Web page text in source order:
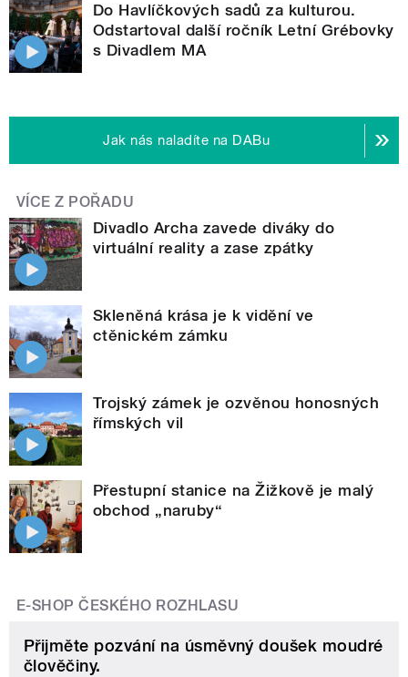
Do Havlíčkových sadů za kulturou.
Odstartoval další ročník Letní Grébovky
s Divadlem MA
Jak nás naladíte na DABu
VÍCE Z POŘADU
Divadlo Archa zavede diváky do
virtuální reality a zase zpátky
Skleněná krása je k vidění ve
ctěnickém zámku
Trojský zámek je ozvěnou honosných
římských vil
Přestupní stanice na Žižkově je malý
obchod „naruby“
E-SHOP ČESKÉHO ROZHLASU
Přijměte pozvání na úsměvný doušek moudré
člověčiny.